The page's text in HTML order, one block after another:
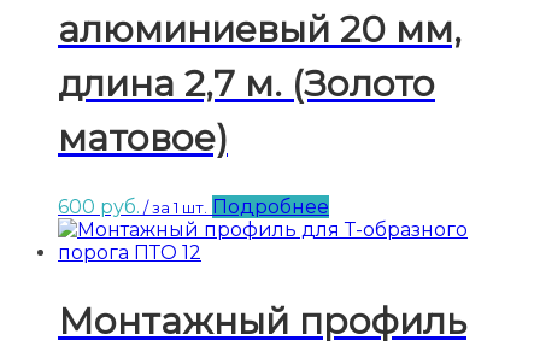
алюминиевый 20 мм,
длина 2,7 м. (Золото
матовое)
600 руб. / за 1 шт. Подробнее
Монтажный профиль